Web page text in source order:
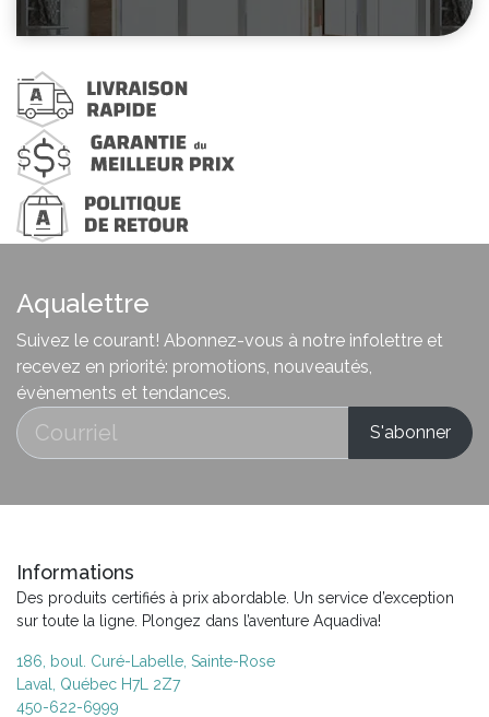
Aqualettre
Suivez le courant! Abonnez-vous à notre infolettre et
recevez en priorité: promotions, nouveautés,
évènements et tendances.
Informations
Des produits certifiés à prix abordable. Un service d’exception
sur toute la ligne. Plongez dans l’aventure Aquadiva!
186, boul. Curé-Labelle, Sainte-Rose
Laval, Québec H7L 2Z7
450-622-6999